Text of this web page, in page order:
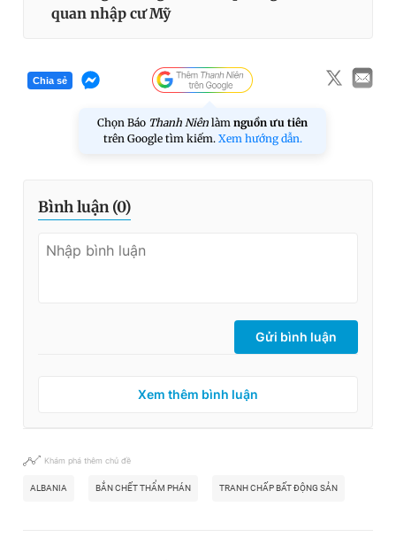
quan nhập cư Mỹ
Chia sẻ
Chọn Báo Thanh Niên làm nguồn ưu tiên
trên Google tìm kiếm. Xem hướng dẫn.
Bình luận (0)
Gửi bình luận
Xem thêm bình luận
Khám phá thêm chủ đề
ALBANIA BẮN CHẾT THẨM PHÁN TRANH CHẤP BẤT ĐỘNG SẢN